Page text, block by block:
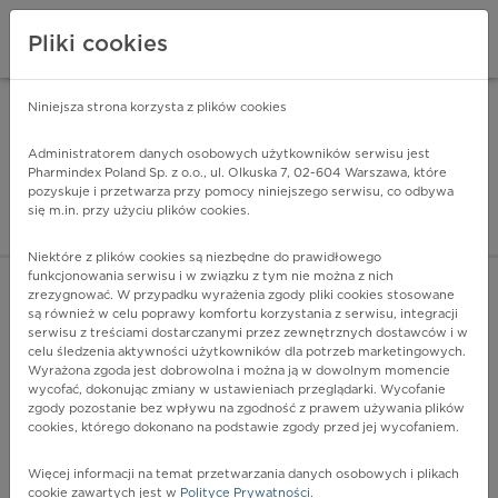
Pharmindex - lider
ZALOGUJ SIĘ
E21.3 - Nadczynność przytarczyc, nieokreślona
Więcej na lekiicd10.pl
Pliki cookies
Niniejsza strona korzysta z plików cookies
Administratorem danych osobowych użytkowników serwisu jest
Pharmindex Poland Sp. z o.o., ul. Olkuska 7, 02-604 Warszawa, które
pozyskuje i przetwarza przy pomocy niniejszego serwisu, co odbywa
się m.in. przy użyciu plików cookies.
Niektóre z plików cookies są niezbędne do prawidłowego
funkcjonowania serwisu i w związku z tym nie można z nich
zrezygnować. W przypadku wyrażenia zgody pliki cookies stosowane
są również w celu poprawy komfortu korzystania z serwisu, integracji
serwisu z treściami dostarczanymi przez zewnętrznych dostawców i w
celu śledzenia aktywności użytkowników dla potrzeb marketingowych.
Wyrażona zgoda jest dobrowolna i można ją w dowolnym momencie
wycofać, dokonując zmiany w ustawieniach przeglądarki. Wycofanie
zgody pozostanie bez wpływu na zgodność z prawem używania plików
cookies, którego dokonano na podstawie zgody przed jej wycofaniem.
Więcej informacji na temat przetwarzania danych osobowych i plikach
cookie zawartych jest w Polityce Prywatności.
ZA DARMO - w Google Play INSTALUJ